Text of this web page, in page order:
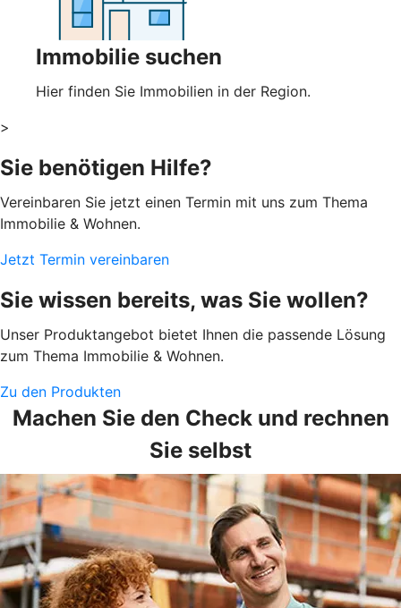
Immobilie suchen
Hier finden Sie Immobilien in der Region.
>
Sie benötigen Hilfe?
Vereinbaren Sie jetzt einen Termin mit uns zum Thema
Immobilie & Wohnen.
Jetzt Termin vereinbaren
Sie wissen bereits, was Sie wollen?
Unser Produktangebot bietet Ihnen die passende Lösung
zum Thema Immobilie & Wohnen.
Zu den Produkten
Machen Sie den Check und rechnen
Sie selbst